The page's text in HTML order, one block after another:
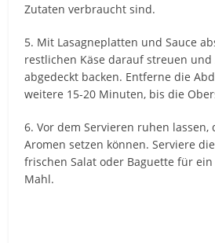
Zutaten verbraucht sind.
5. Mit Lasagneplatten und Sauce
restlichen Käse darauf streuen
abgedeckt backen. Entferne die
weitere 15-20 Minuten, bis die
6. Vor dem Servieren ruhen lassen,
Aromen setzen können. Serviere
frischen Salat oder Baguette für
Mahl.